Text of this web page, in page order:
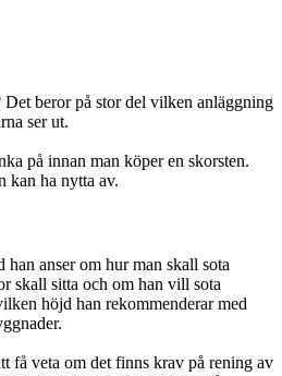
beror på stor del vilken anläggning
ser ut.
på innan man köper en skorsten.
kan ha nytta av.
han anser om hur man skall sota
skall sitta och om han vill sota
höjd han rekommenderar med
få veta om det finns krav på rening av